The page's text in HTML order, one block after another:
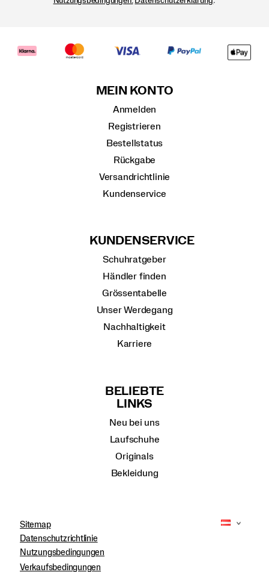
MEIN KONTO
Anmelden
Registrieren
Bestellstatus
Rückgabe
Versandrichtlinie
Kundenservice
KUNDENSERVICE
Schuhratgeber
Händler finden
Grössentabelle
Unser Werdegang
Nachhaltigkeit
Karriere
BELIEBTE
LINKS
Neu bei uns
Laufschuhe
Originals
Bekleidung
Sitemap
Datenschutzrichtlinie
Nutzungsbedingungen
Verkaufsbedingungen